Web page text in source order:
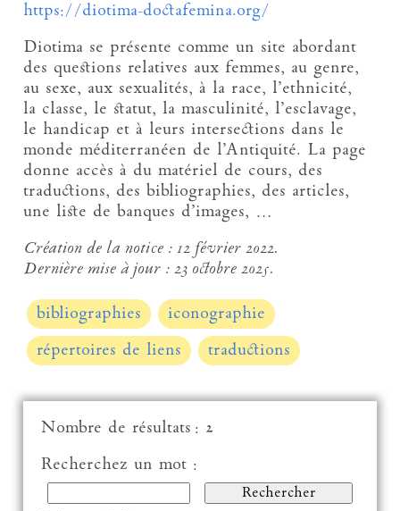
https://diotima-doctafemina.org/
Diotima se présente comme un site abordant
des questions relatives aux femmes, au genre,
au sexe, aux sexualités, à la race, l’ethnicité,
la classe, le statut, la masculinité, l’esclavage,
le handicap et à leurs intersections dans le
monde méditerranéen de l’Antiquité. La page
donne accès à du matériel de cours, des
traductions, des bibliographies, des articles,
une liste de banques d’images, …
Création de la notice :12 février 2022.
Dernière mise à jour :23 octobre 2025.
bibliographies
iconographie
répertoires de liens
traductions
Nombre de résultats : 2
Recherchez un mot :